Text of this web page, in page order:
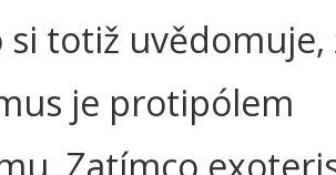
si totiž uvědomuje,
je protipólem